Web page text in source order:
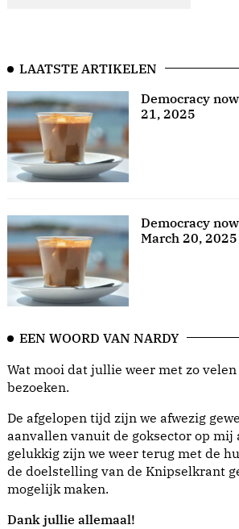
LAATSTE ARTIKELEN
Democracy
21, 2025
Democracy
March 20, 2025
EEN WOORD VAN NARDY
Wat mooi dat jullie weer met zo
bezoeken.
De afgelopen tijd zijn we afwezig
aanvallen vanuit de goksector op mij
gelukkig zijn we weer terug met de
de doelstelling van de Knipselkrant
mogelijk maken.
Dank jullie allemaal!